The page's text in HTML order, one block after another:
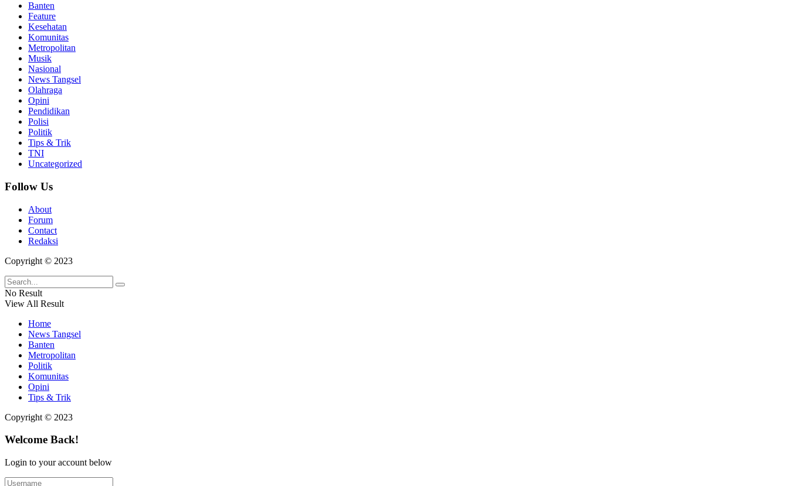
Banten
Feature
Kesehatan
Komunitas
Metropolitan
Musik
Nasional
News Tangsel
Olahraga
Opini
Pendidikan
Polisi
Politik
Tips & Trik
TNI
Uncategorized
Follow Us
About
Forum
Contact
Redaksi
Copyright © 2023
No Result
View All Result
Home
News Tangsel
Banten
Metropolitan
Politik
Komunitas
Opini
Tips & Trik
Copyright © 2023
Welcome Back!
Login to your account below